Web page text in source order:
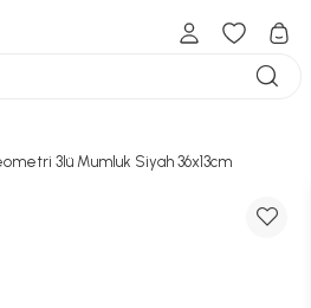
3lü Mumluk Siyah 36x13cm